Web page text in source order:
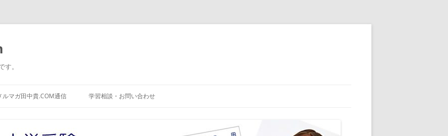
。
ン
テ
ルマガ田中貴.COM通信 学習相談・お問い合わせ